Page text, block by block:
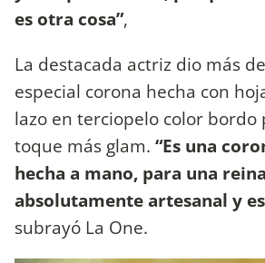
es otra cosa”,
La destacada actriz dio más
especial corona hecha con
lazo en terciopelo color bordo
toque más glam. “Es una
hecha a mano, para una
absolutamente artesanal y
subrayó La One.